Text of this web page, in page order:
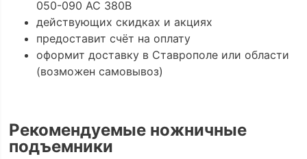
050-090 AC 380В
действующих скидках и акциях
предоставит счёт на оплату
оформит доставку в Ставрополе или области
(возможен самовывоз)
Рекомендуемые ножничные
подъемники